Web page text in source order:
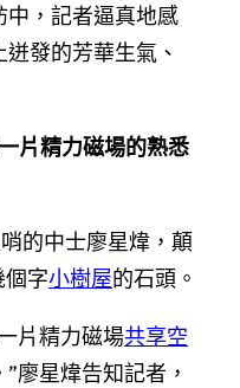
，記者逼真地感
發的芳華生氣、
片精力磁場的熟悉
哨的中士廖星煒，顛
個字小樹屋的石頭。
片精力磁場共享空
廖星煒告知記者，